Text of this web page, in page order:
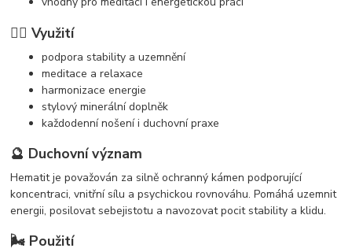
🧘‍♀️ Využití
podpora stability a uzemnění
meditace a relaxace
harmonizace energie
stylový minerální doplněk
každodenní nošení i duchovní praxe
🔮 Duchovní význam
Hematit je považován za silně ochranný kámen podporující
koncentraci, vnitřní sílu a psychickou rovnováhu. Pomáhá uzemnit
energii, posilovat sebejistotu a navozovat pocit stability a klidu.
🌬️ Použití